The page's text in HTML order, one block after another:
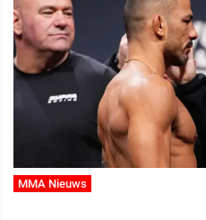
MMA Nieuws